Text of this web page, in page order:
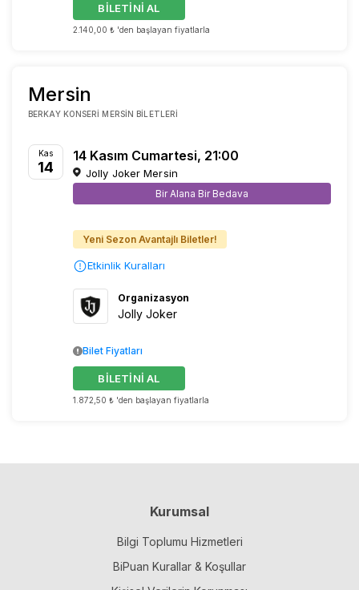
2.140,00 ₺ 'den başlayan fiyatlarla
BİLETİNİ AL
Mersin
BERKAY KONSERI MERSIN BILETLERI
Kas
14
14 Kasım Cumartesi, 21:00
Jolly Joker Mersin
Bir Alana Bir Bedava
Yeni Sezon Avantajlı Biletler!
Etkinlik Kuralları
Organizasyon
Jolly Joker
1.872,50 ₺ 'den başlayan fiyatlarla
BİLETİNİ AL
Bilet Fiyatları
Kurumsal
Bilgi Toplumu Hizmetleri
BiPuan Kurallar & Koşullar